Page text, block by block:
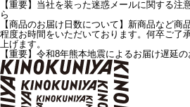
【重要】当社を装った迷惑メールに関する
ら
【商品のお届け日数について】新商品など商
程度お時間をいただいております。何卒ご了
上げます。
【重要】令和8年熊本地震によるお届け遅延